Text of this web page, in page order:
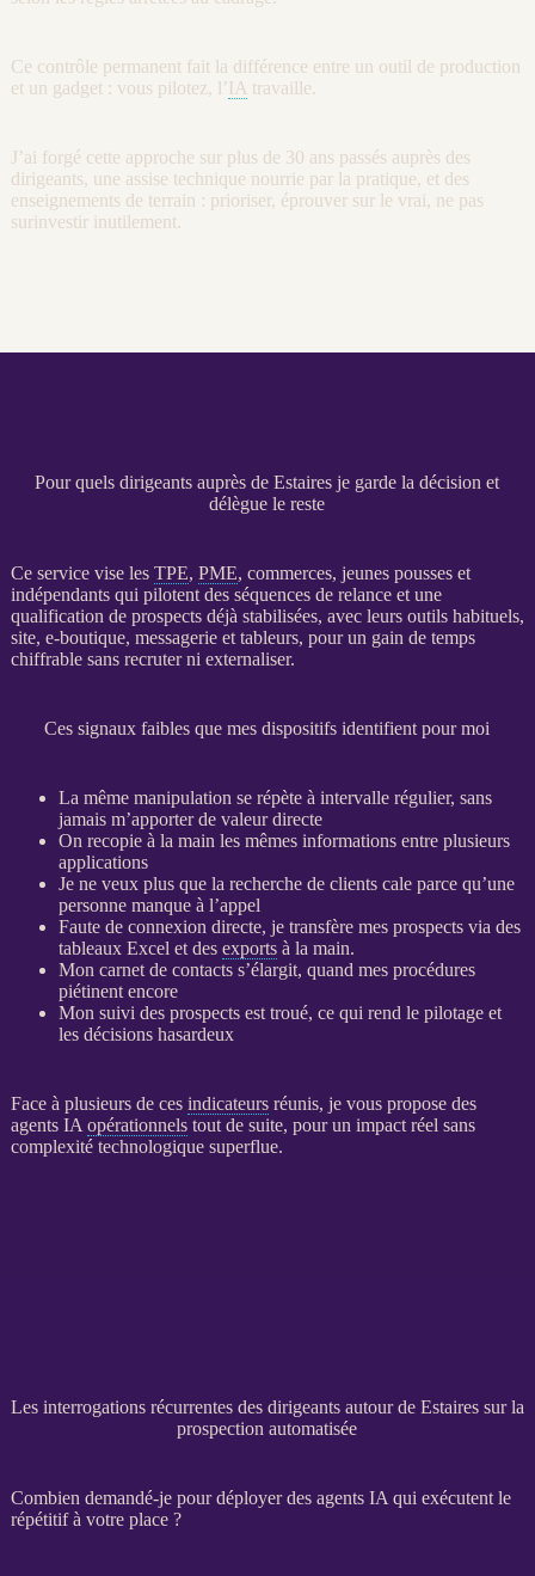
Ce contrôle permanent fait la différence entre un outil de production
et un gadget : vous pilotez, l’IA travaille.
J’ai forgé cette approche sur plus de 30 ans passés auprès des
dirigeants, une assise technique nourrie par la pratique, et des
enseignements de terrain : prioriser, éprouver sur le vrai, ne pas
surinvestir inutilement.
Pour quels dirigeants auprès de Estaires je garde la décision et
délègue le reste
Ce service vise les TPE, PME, commerces, jeunes pousses et
indépendants qui pilotent des séquences de relanceet une
qualification de prospectsdéjà stabilisées, avec leurs outils habituels,
site, e-boutique, messagerie et tableurs, pour un gain de temps
chiffrable sans recruter ni externaliser.
Ces signaux faibles que mes dispositifs identifient pour moi
La même manipulation se répète à intervalle régulier, sans
jamais m’apporter de valeur directe
On recopie à la main les mêmes informations entre plusieurs
applications
Je ne veux plus que la recherche de clients cale parce qu’une
personne manque à l’appel
Faute de connexion directe, je transfère mes prospectsvia des
tableaux Excel et des exportsà la main.
Mon carnet de contacts s’élargit, quand mes procédures
piétinent encore
Mon suivi des prospectsest troué, ce qui rend le pilotageet
les décisions hasardeux
Face à plusieurs de ces indicateursréunis, je vous propose des
agents IA opérationnelstout de suite, pour un impact réel sans
complexité technologique superflue.
Les interrogations récurrentes des dirigeants autour de Estaires sur la
prospection automatisée
Combien demandé-je pour déployer des agents IA qui exécutent le
répétitif à votre place ?